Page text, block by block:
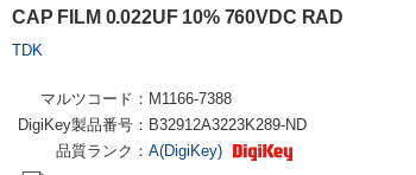
CAP FILM 0.022UF 10% 760VDC RAD
TDK
マルツコード： M1166-7388
DigiKey製品番号： B32912A3223K289-ND
品質ランク： A(DigiKey)